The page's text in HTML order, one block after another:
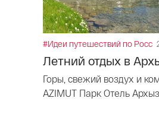
#Идеи путешествий по
Летний отдых в
Горы, свежий воздух и
AZIMUT Парк Отель Архыз